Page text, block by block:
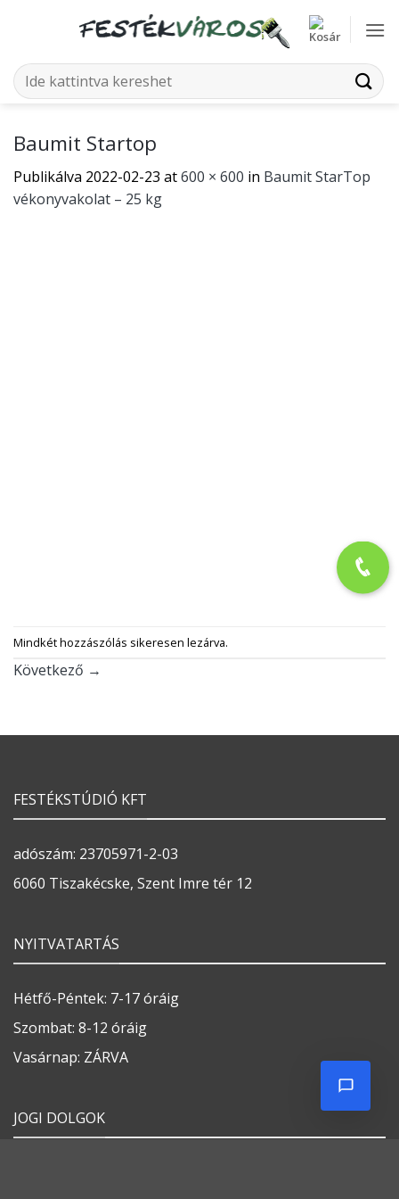
Keresés
a
Baumit Startop
Publikálva 2022-02-23 at600 × 600 in Baumit StarTop
vékonyvakolat – 25 kg
Mindkét hozzászólás sikeresen lezárva.
Következő →
FESTÉKSTÚDIÓ KFT
adószám: 23705971-2-03
6060 Tiszakécske, Szent Imre tér 12
NYITVATARTÁS
Hétfő-Péntek: 7-17 óráig
Szombat: 8-12 óráig
Vasárnap: ZÁRVA
JOGI DOLGOK